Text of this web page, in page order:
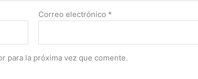
Correo electrónico *
para la próxima vez que comente.